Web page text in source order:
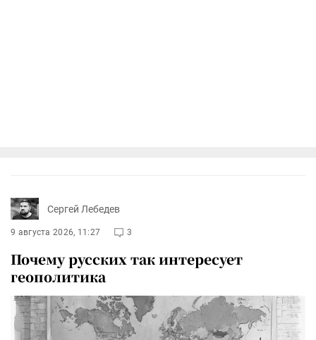
Сергей Лебедев
9 августа 2026, 11:27 3
Почему русских так интересует
геополитика